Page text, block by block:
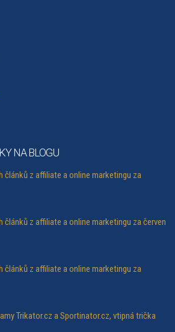
NA BLOGU
článků z affiliate a online marketingu za
článků z affiliate a online marketingu za červen
článků z affiliate a online marketingu za
Trikator.cz a Sportinator.cz, vtipná trička